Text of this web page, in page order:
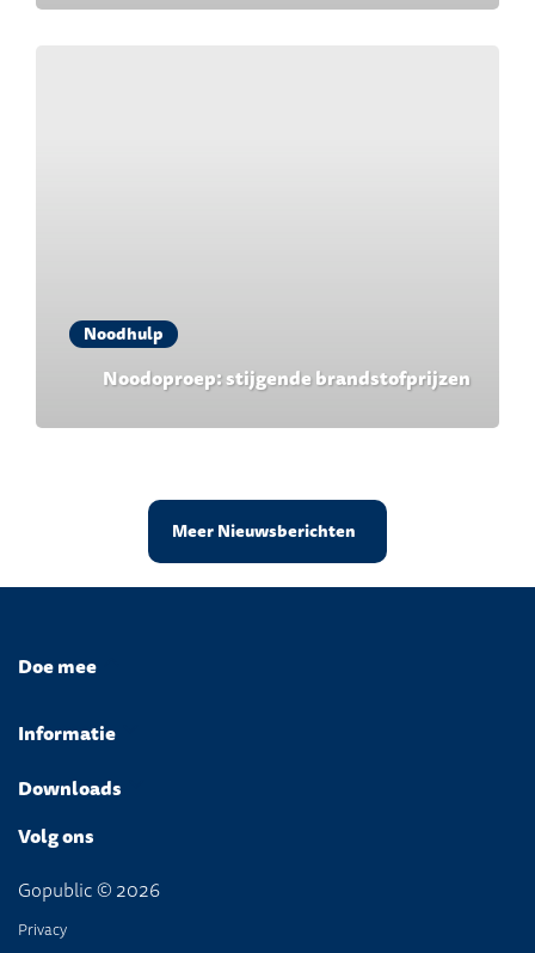
Noodhulp
Noodoproep: stijgende brandstofprijzen
Meer Nieuwsberichten
Doe mee
Informatie
Downloads
Volg ons
Gopublic © 2026
Privacy